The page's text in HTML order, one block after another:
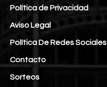
Política de Privacidad
Aviso Legal
Política De Redes Sociales
Contacto
Sorteos